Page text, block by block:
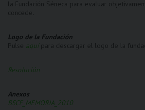
Logo de la Fundación
aquí
Resolución
Anexos
BSCF_MEMORIA_2010